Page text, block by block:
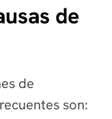
de
de
son: